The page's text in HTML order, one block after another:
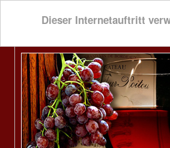
Dieser Internetauftritt